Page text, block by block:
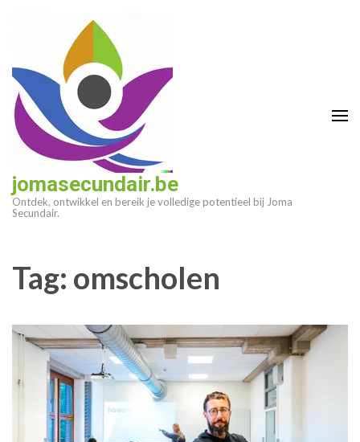
(druk
enter)
jomasecundair.be
Ontdek, ontwikkel en bereik je volledige potentieel bij Joma
Secundair.
Tag: omscholen